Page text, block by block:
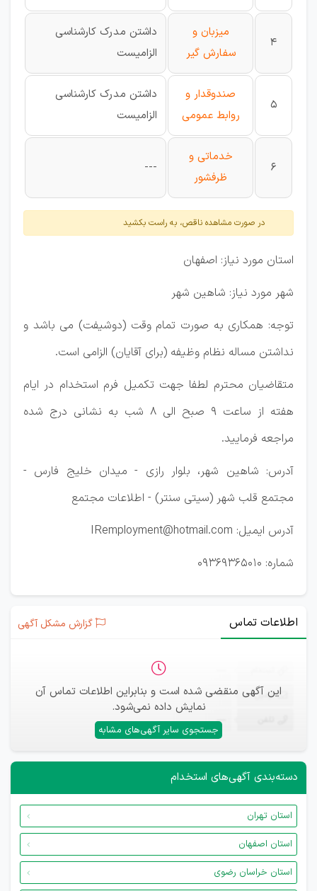
4
میزبان و
سفارش گیر
داشتن مدرک کارشناسی
الزامیست
5
صندوقدار و
روابط عمومی
داشتن مدرک کارشناسی
الزامیست
6
خدماتی و
ظرفشور
---
در صورت مشاهده ناقص، به راست بکشید
استان مورد نیاز: اصفهان
شهر مورد نیاز: شاهین شهر
توجه: همکاری به صورت تمام وقت (دوشیفت) می باشد و
نداشتن مساله نظام وظیفه (برای آقایان) الزامی است.
متقاضیان محترم لطفا جهت تکمیل فرم استخدام در ایام
هفته از ساعت 9 صبح الی 8 شب به نشانی درج شده
مراجعه فرمایید.
آدرس: شاهین شهر، بلوار رازی - میدان خلیج فارس -
مجتمع قلب شهر (سیتی سنتر) - اطلاعات مجتمع
آدرس ایمیل: IRemployment@hotmail.com
شماره: 09369365010
اطلاعات تماس گزارش مشکل آگهی
این آگهی منقضی شده است و بنابراین اطلاعات تماس آن
نمایش داده نمی‌شود.
جستجوی سایر آگهی‌های مشابه
ایمیل —
—
دسته‌بندی آگهی‌های استخدام
استان تهران
استان اصفهان
استان خراسان رضوی